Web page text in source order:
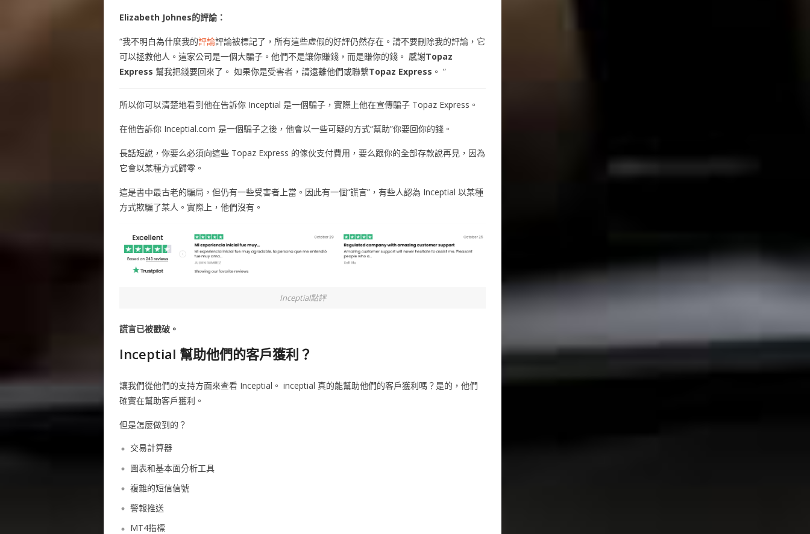
Elizabeth Johnes的評論：
“我不明白為什麼我的評論評論被標記了，所有這些虛假的好評仍然存在。請不要刪除我的評論，它
可以拯救他人。這家公司是一個大騙子。他們不是讓你賺錢，而是賺你的錢。 感謝Topaz
Express 幫我把錢要回來了。 如果你是受害者，請遠離他們或聯繫Topaz Express 。 ”
所以你可以清楚地看到他在告訴你 Inceptial 是一個騙子，實際上他在宣傳騙子 Topaz Express。
在他告訴你 Inceptial.com 是一個騙子之後，他會以一些可疑的方式“幫助”你要回你的錢。
長話短說，你要么必須向這些 Topaz Express 的傢伙支付費用，要么跟你的全部存款說再見，因為
它會以某種方式歸零。
這是書中最古老的騙局，但仍有一些受害者上當。因此有一個“謊言”，有些人認為 Inceptial 以某種
方式欺騙了某人。實際上，他們沒有。
Inceptial點評
謊言已被戳破。
Inceptial 幫助他們的客戶獲利？
讓我們從他們的支持方面來查看 Inceptial。 inceptial 真的能幫助他們的客戶獲利嗎？是的，他們
確實在幫助客戶獲利。
但是怎麼做到的？
交易計算器
圖表和基本面分析工具
複雜的短信信號
警報推送
MT4指標